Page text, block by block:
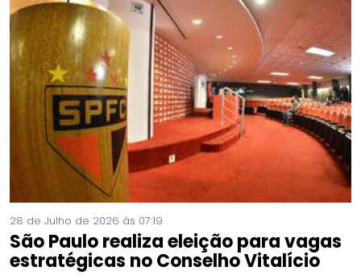
28 de Julho de 2026 às 07:19
São Paulo realiza eleição para vagas
estratégicas no Conselho Vitalício